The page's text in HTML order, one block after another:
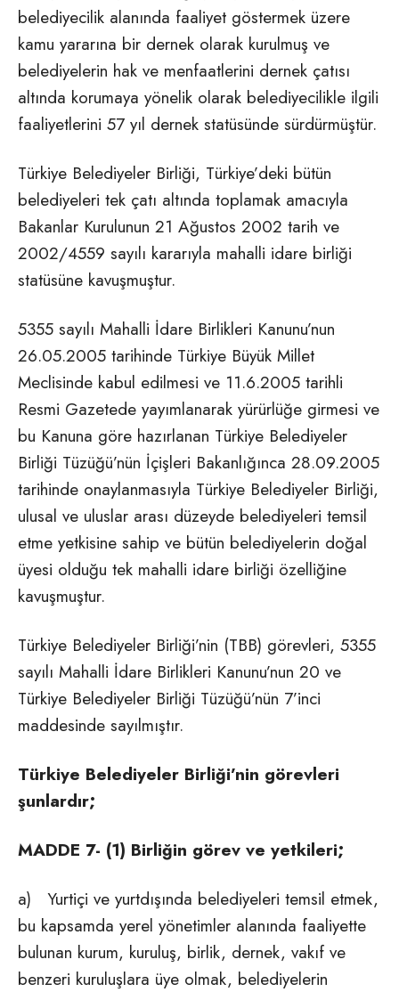
belediyecilik alanında faaliyet göstermek üzere
kamu yararına bir dernek olarak kurulmuş ve
belediyelerin hak ve menfaatlerini dernek çatısı
altında korumaya yönelik olarak belediyecilikle ilgili
faaliyetlerini 57 yıl dernek statüsünde sürdürmüştür.
Türkiye Belediyeler Birliği, Türkiye’deki bütün
belediyeleri tek çatı altında toplamak amacıyla
Bakanlar Kurulunun 21 Ağustos 2002 tarih ve
2002/4559 sayılı kararıyla mahalli idare birliği
statüsüne kavuşmuştur.
5355 sayılı Mahalli İdare Birlikleri Kanunu’nun
26.05.2005 tarihinde Türkiye Büyük Millet
Meclisinde kabul edilmesi ve 11.6.2005 tarihli
Resmi Gazetede yayımlanarak yürürlüğe girmesi ve
bu Kanuna göre hazırlanan Türkiye Belediyeler
Birliği Tüzüğü’nün İçişleri Bakanlığınca 28.09.2005
tarihinde onaylanmasıyla Türkiye Belediyeler Birliği,
ulusal ve uluslar arası düzeyde belediyeleri temsil
etme yetkisine sahip ve bütün belediyelerin doğal
üyesi olduğu tek mahalli idare birliği özelliğine
kavuşmuştur.
Türkiye Belediyeler Birliği’nin (TBB) görevleri, 5355
sayılı Mahalli İdare Birlikleri Kanunu’nun 20 ve
Türkiye Belediyeler Birliği Tüzüğü’nün 7’inci
maddesinde sayılmıştır.
Türkiye Belediyeler Birliği’nin görevleri
şunlardır;
MADDE 7- (1) Birliğin görev ve yetkileri;
a) Yurtiçi ve yurtdışında belediyeleri temsil etmek,
bu kapsamda yerel yönetimler alanında faaliyette
bulunan kurum, kuruluş, birlik, dernek, vakıf ve
benzeri kuruluşlara üye olmak, belediyelerin